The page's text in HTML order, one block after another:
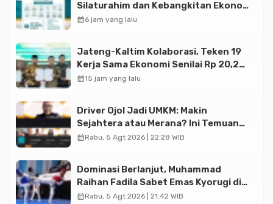
Silaturahim dan Kebangkitan Ekonomi
Halal di Jakarta
calendar_month6 jam yang lalu
Jateng-Kaltim Kolaborasi, Teken 19
Kerja Sama Ekonomi Senilai Rp 20,2
Triliun
calendar_month15 jam yang lalu
Driver Ojol Jadi UMKM: Makin
Sejahtera atau Merana? Ini Temuan
Diskusi Paramadina
calendar_monthRabu, 5 Agt 2026 | 22:28 WIB
Dominasi Berlanjut, Muhammad
Raihan Fadila Sabet Emas Kyorugi di
Asian Taekwondo Indonesia Open
calendar_monthRabu, 5 Agt 2026 | 21:42 WIB